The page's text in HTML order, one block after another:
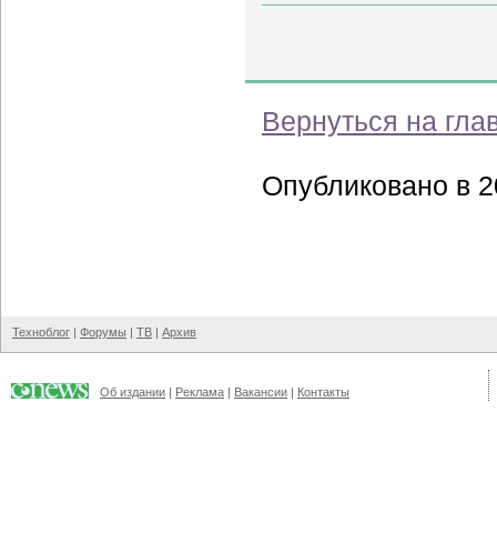
Вернуться на
Опубликовано в
Техноблог | Форумы | ТВ | Архив
Об издании | Реклама | Вакансии | Контакты